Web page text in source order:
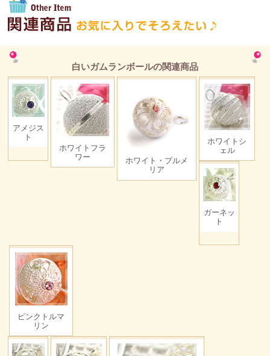
白いガムランボールの関連商品
アメジス
ト
ホワイトフラ
ワー
ホワイト・プルメ
リア
ホワイトシ
ェル
ガーネッ
ト
ピンクトルマ
リン